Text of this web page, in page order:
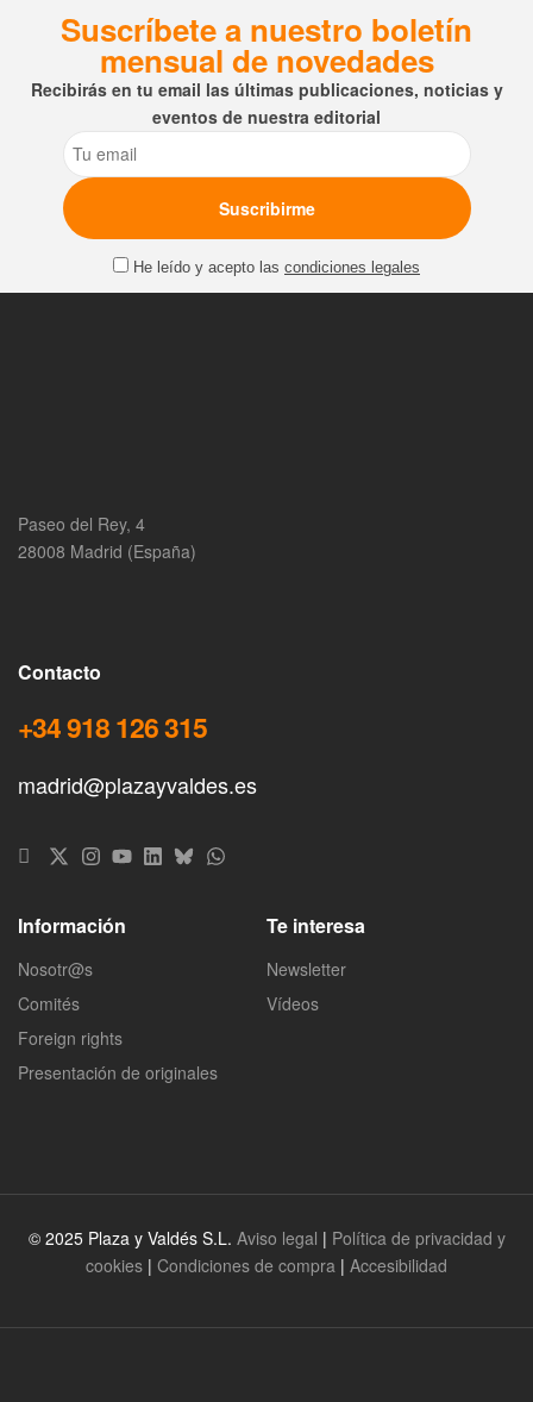
Suscríbete a nuestro boletín
mensual de novedades
Recibirás en tu email las últimas publicaciones, noticias y
eventos de nuestra editorial
Email
He leído y acepto las condiciones legales
Paseo del Rey, 4
28008 Madrid (España)
Contacto
+34 918 126 315
madrid@plazayvaldes.es
Información
Nosotr@s
Comités
Foreign rights
Presentación de originales
Te interesa
Newsletter
Vídeos
© 2025 Plaza y Valdés S.L. Aviso legal | Política de privacidad y
cookies | Condiciones de compra | Accesibilidad